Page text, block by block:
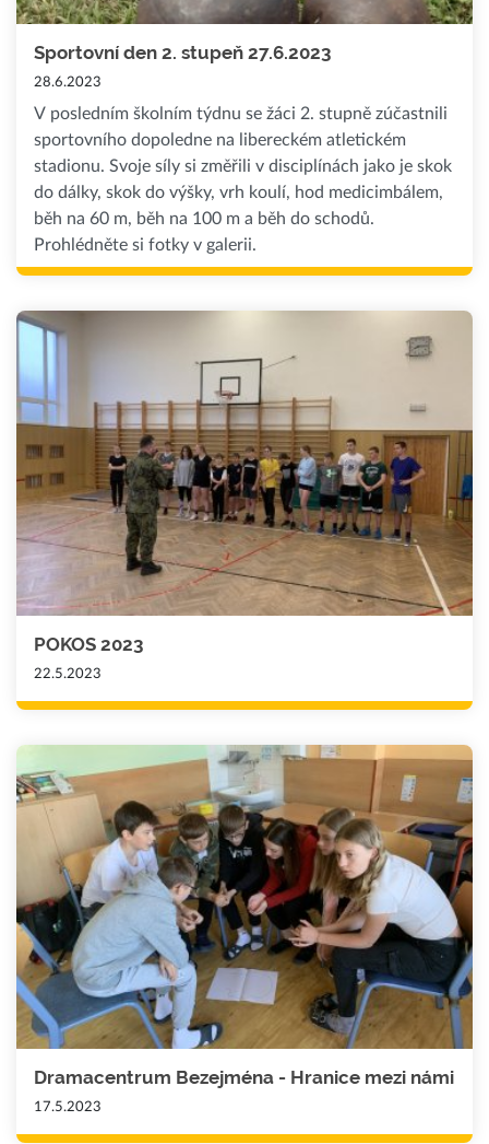
Sportovní den 2. stupeň 27.6.2023
28.6.2023
V posledním školním týdnu se žáci 2. stupně zúčastnili
sportovního dopoledne na libereckém atletickém
stadionu. Svoje síly si změřili v disciplínách jako je skok
do dálky, skok do výšky, vrh koulí, hod medicimbálem,
běh na 60 m, běh na 100 m a běh do schodů.
Prohlédněte si fotky v galerii.
POKOS 2023
22.5.2023
Dramacentrum Bezejména - Hranice mezi námi
17.5.2023